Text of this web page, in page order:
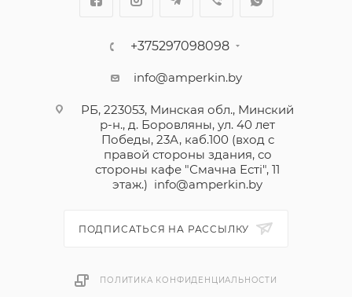
+375297098098
info@amperkin.by
РБ, 223053, Минская обл., Минский
р-н., д. Боровляны, ул. 40 лет
Победы, 23А, каб.100 (вход с
правой стороны здания, со
стороны кафе "Смачна Естi", 11
этаж.) info@amperkin.by
ПОДПИСАТЬСЯ НА РАССЫЛКУ
ПОЛИТИКА КОНФИДЕНЦИАЛЬНОСТИ